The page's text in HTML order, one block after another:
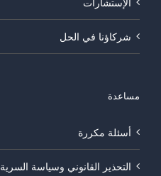
الإستشارات
شركاؤنا في الحل
مساعدة
أسئلة مكررة
التحذير القانوني وسياسة السرية